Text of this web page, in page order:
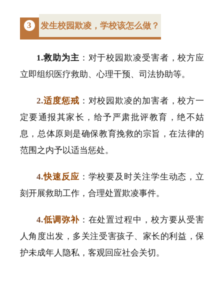
3 发生校园欺凌，学校该怎么做？
1.救助为主 ：对于校园欺凌受害者，校方应
立即组织医疗救助、心理干预、司法协助等。
2.适度惩戒 ：对校园欺凌的加害者，校方一
定要通报其家长，给予严肃批评教育，绝不姑
息，总体原则是确保教育挽救的宗旨，在法律的
范围之内予以适当惩处。
4.快速反应 ：学校要及时关注学生动态，立
刻开展救助工作，合理处置欺凌事件。
4.低调弥补：在处置过程中，校方要从受害
人角度出发，多关注受害孩子、家长的利益，保
护未成年人隐私，客观回应社会关切。